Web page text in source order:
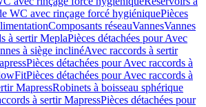
WC avec rinçage forcé hygiéniquePièces
Composants réseauVannesVannes
à sertir MeplaPièces détachées pour Avec
à siège inclinéAvec raccords à sertir
Pièces détachées pour Avec raccords à
Pièces détachées pour Avec raccords à
MapressRobinets à boisseau sphérique
à sertir MapressPièces détachées pour